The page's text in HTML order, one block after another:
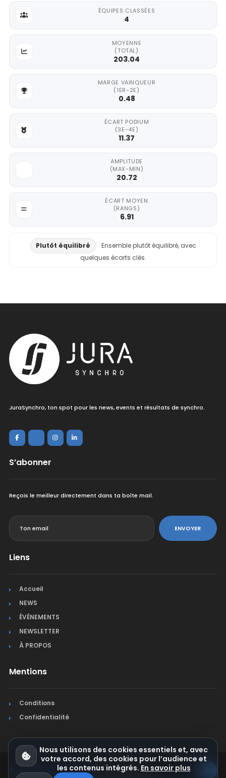
ÉQUIPES CLASSÉES
4
MOYENNE
(TOTAL)
203.04
MARGE VAINQUEUR
(1ER-2E)
0.48
ÉCART PODIUM
(3E-4E)
11.37
AMPLITUDE
(MAX-MIN)
20.72
ÉCART MOYEN
(RANGS)
6.91
Plutôt équilibré
Ensemble plutôt équilibré, avec
quelques écarts clés.
JuraSynchro, ton spot pour les news, events et résultats de synchro.
S’abonner
Reçois le meilleur directement dans ta boîte mail.
ENVOYER
Liens
Accueil
NEWS
ÉVÉNEMENTS
NEWSLETTER
À PROPOS
Mentions
Conditions
Confidentialité
© Jura Synchro 2015-2026. Tous droits réservés.
Nous utilisons des cookies essentiels et, avec
votre accord, des cookies pour l’audience et
les contenus intégrés. En savoir plus